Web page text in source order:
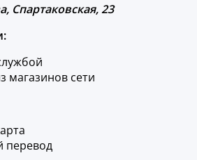
Спартаковская, 23
магазинов сети
перевод